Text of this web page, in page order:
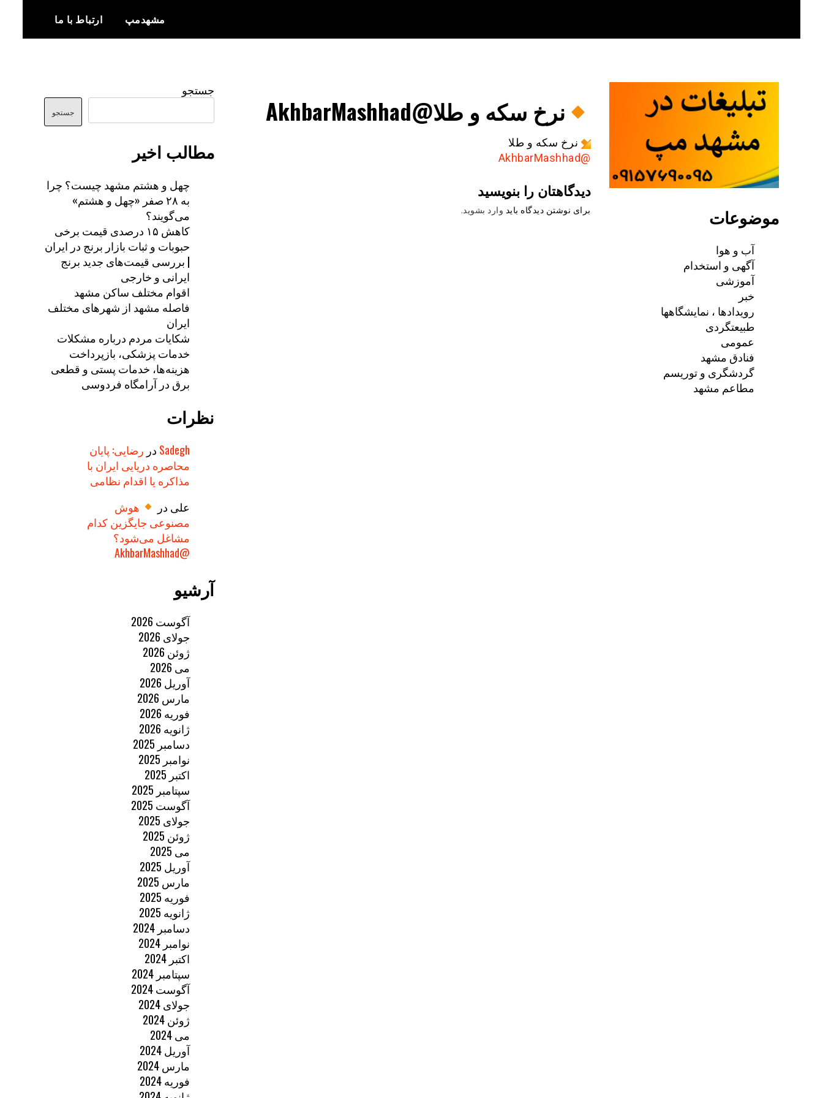
content
مشهدمپ ارتباط با ما
نرخ سکه و طلا@AkhbarMashhad
نرخ سکه و طلا
@AkhbarMashhad
دیدگاهتان را بنویسید
برای نوشتن دیدگاه باید وارد بشوید
جستجو
جستجو
مطالب اخیر
چهل و هشتم مشهد چیست؟ چرا
به ۲۸ صفر «چهل و هشتم»
می‌گویند؟
کاهش ۱۵ درصدی قیمت برخی
حبوبات و ثبات بازار برنج در ایران
| بررسی قیمت‌های جدید برنج
ایرانی و خارجی
اقوام مختلف ساکن مشهد
فاصله مشهد از شهرهای مختلف
ایران
شکایات مردم درباره مشکلات
خدمات پزشکی، بازپرداخت
هزینه‌ها، خدمات پستی و قطعی
برق در آرامگاه فردوسی
نظرات
Sadegh در رضایی: پایان
محاصره دریایی ایران با
مذاکره یا اقدام نظامی
علی در
هوش
مصنوعی جایگزین کدام
مشاغل می‌شود؟
@AkhbarMashhad
آرشیو
آگوست 2026
جولای 2026
ژوئن 2026
می 2026
آوریل 2026
مارس 2026
فوریه 2026
ژانویه 2026
دسامبر 2025
نوامبر 2025
اکتبر 2025
سپتامبر 2025
آگوست 2025
جولای 2025
ژوئن 2025
می 2025
آوریل 2025
مارس 2025
فوریه 2025
ژانویه 2025
دسامبر 2024
نوامبر 2024
اکتبر 2024
سپتامبر 2024
آگوست 2024
جولای 2024
ژوئن 2024
می 2024
آوریل 2024
مارس 2024
فوریه 2024
موضوعات
آب و هوا
آگهی و استخدام
آموزشی
خبر
رویدادها ، نمایشگاهها
طبیعتگردی
عمومی
فنادق مشهد
گردشگری و توریسم
مطاعم مشهد